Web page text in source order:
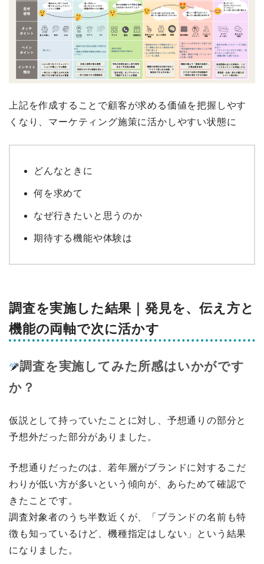
上記を作成することで顧客が求める価値を把握しやす
くなり、マーケティング施策に活かしやすい状態に
どんなときに
何を求めて
なぜ行きたいと思うのか
期待する機能や体験は
調査を実施した結果｜発見を、伝え方と
機能の両軸で次に活かす
調査を実施してみた所感はいかがです
か？
仮説として持っていたことに対し、予想通りの部分と
予想外だった部分がありました。
予想通りだったのは、若年層がブランドに対するこだ
わりが低い方が多いという傾向が、あらためて確認で
きたことです。
調査対象者のうち半数近くが、「ブランドの名前も特
徴も知っているけど、機種指定はしない」という結果
になりました。